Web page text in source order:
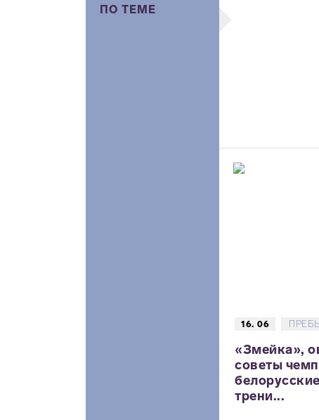
ПО ТЕМЕ
16. 06
«Змейка»,
советы
трени...